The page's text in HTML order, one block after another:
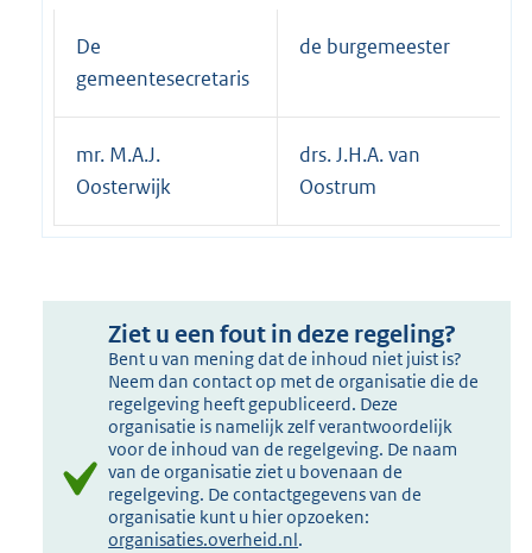
De
gemeentesecretaris
de burgemeester
mr. M.A.J.
Oosterwijk
drs. J.H.A. van
Oostrum
Ziet u een fout in deze regeling?
Bent u van mening dat de inhoud niet juist is?
Neem dan contact op met de organisatie die de
regelgeving heeft gepubliceerd. Deze
organisatie is namelijk zelf verantwoordelijk
voor de inhoud van de regelgeving. De naam
van de organisatie ziet u bovenaan de
regelgeving. De contactgegevens van de
organisatie kunt u hier opzoeken:
organisaties.overheid.nl.